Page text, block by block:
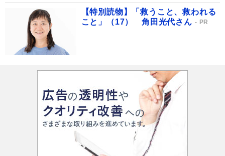
【特別読物】「救うこと、救われる
こと」（17） 角田光代さん
PR